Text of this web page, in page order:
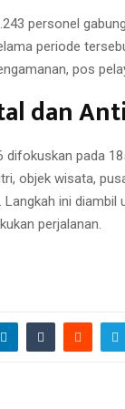
personel
periode
pos
dan
pada
objek wisata,
ini
perjalanan.